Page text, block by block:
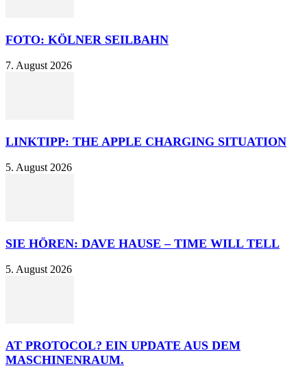
FOTO: KÖLNER SEILBAHN
7. August 2026
LINKTIPP: THE APPLE CHARGING SITUATION
5. August 2026
SIE HÖREN: DAVE HAUSE – TIME WILL TELL
5. August 2026
AT PROTOCOL? EIN UPDATE AUS DEM
MASCHINENRAUM.